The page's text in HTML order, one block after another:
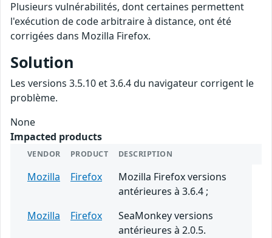
Plusieurs vulnérabilités, dont certaines permettent
l'exécution de code arbitraire à distance, ont été
corrigées dans Mozilla Firefox.
Solution
Les versions 3.5.10 et 3.6.4 du navigateur corrigent le
problème.
None
Impacted products
VENDOR PRODUCT DESCRIPTION
Mozilla Firefox
Mozilla Firefox versions
antérieures à 3.6.4 ;
Mozilla
Firefox
SeaMonkey versions
antérieures à 2.0.5.